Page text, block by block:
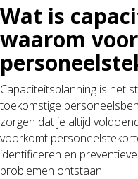
Wat is
waarom
Capaciteitsplanning is het
toekomstige
zorgen dat je altijd
voorkomt
identificeren en
problemen ontstaan.